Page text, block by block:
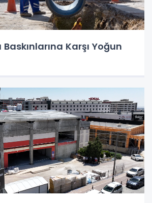
Baskınlarına Karşı Yoğun